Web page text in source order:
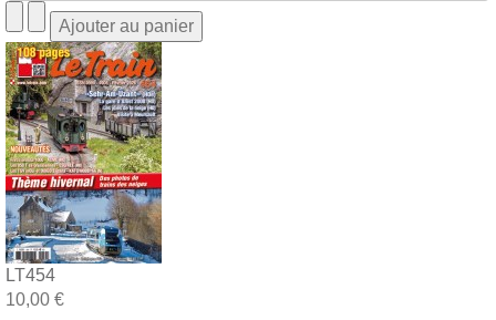
LT454
10,00 €